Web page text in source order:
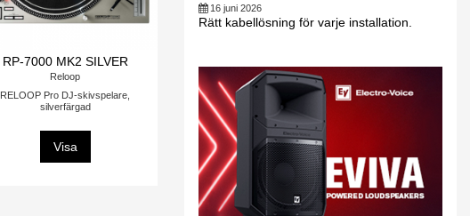
RP-7000 MK2 SILVER
Reloop
RELOOP Pro DJ-skivspelare,
silverfärgad
Visa
16 juni 2026
Rätt kabellösning för varje installation.